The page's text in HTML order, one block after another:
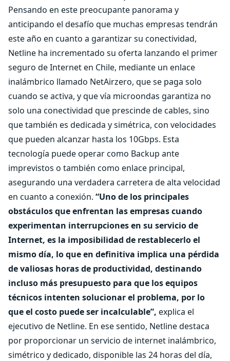
Pensando en este preocupante panorama y
anticipando el desafío que muchas empresas tendrán
este año en cuanto a garantizar su conectividad,
Netline ha incrementado su oferta lanzando el primer
seguro de Internet en Chile, mediante un enlace
inalámbrico llamado NetAirzero, que se paga solo
cuando se activa, y que vía microondas garantiza no
solo una conectividad que prescinde de cables, sino
que también es dedicada y simétrica, con velocidades
que pueden alcanzar hasta los 10Gbps. Esta
tecnología puede operar como Backup ante
imprevistos o también como enlace principal,
asegurando una verdadera carretera de alta velocidad
en cuanto a conexión. “Uno de los principales
obstáculos que enfrentan las empresas cuando
experimentan interrupciones en su servicio de
Internet, es la imposibilidad de restablecerlo el
mismo día, lo que en definitiva implica una pérdida
de valiosas horas de productividad, destinando
incluso más presupuesto para que los equipos
técnicos intenten solucionar el problema, por lo
que el costo puede ser incalculable”, explica el
ejecutivo de Netline. En ese sentido, Netline destaca
por proporcionar un servicio de internet inalámbrico,
simétrico y dedicado, disponible las 24 horas del día,